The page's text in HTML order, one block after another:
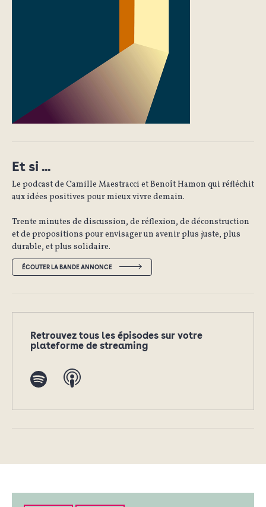
Et si ...
Le podcast de Camille Maestracci et Benoît Hamon qui réfléchit
aux idées positives pour mieux vivre demain.
Trente minutes de discussion, de réflexion, de déconstruction
et de propositions pour envisager un avenir plus juste, plus
durable, et plus solidaire.
ÉCOUTER LA BANDE ANNONCE
Retrouvez tous les épisodes sur votre
plateforme de streaming